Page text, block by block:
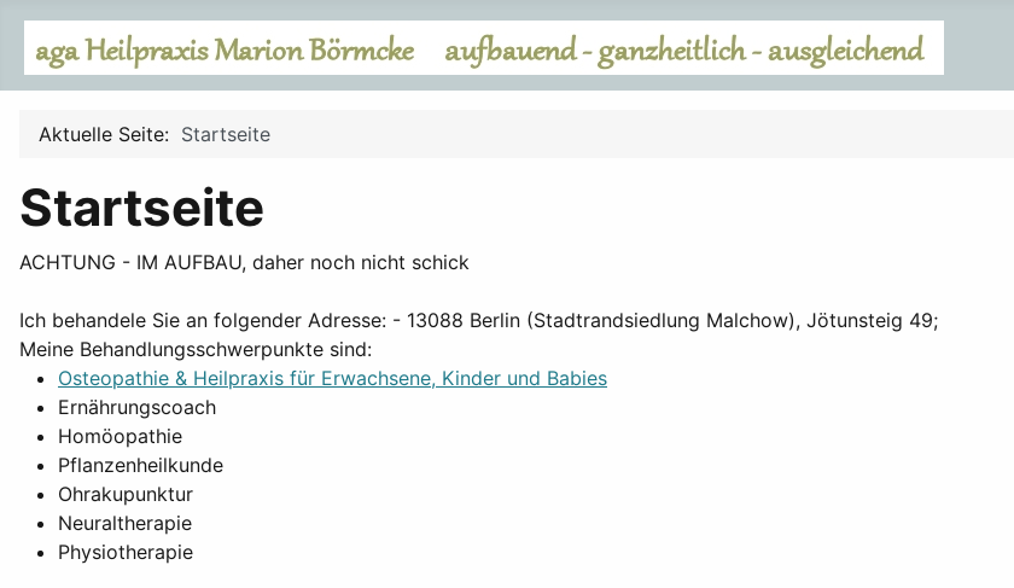
Aktuelle Seite: Startseite
Startseite
ACHTUNG - IM AUFBAU, daher noch nicht schick
Ich behandele Sie an folgender Adresse: - 13088 Berlin (Stadtrandsiedlung Malchow), Jötunsteig 49;
Meine Behandlungsschwerpunkte sind:
Osteopathie & Heilpraxis für Erwachsene, Kinder und Babies
Ernährungscoach
Homöopathie
Pflanzenheilkunde
Ohrakupunktur
Neuraltherapie
Physiotherapie